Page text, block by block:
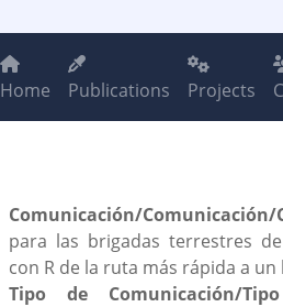
Home Publications Projects
Comunicación/
para las brigadas terrestres
con R de la ruta más rápida a
Tipo de Comunicación/